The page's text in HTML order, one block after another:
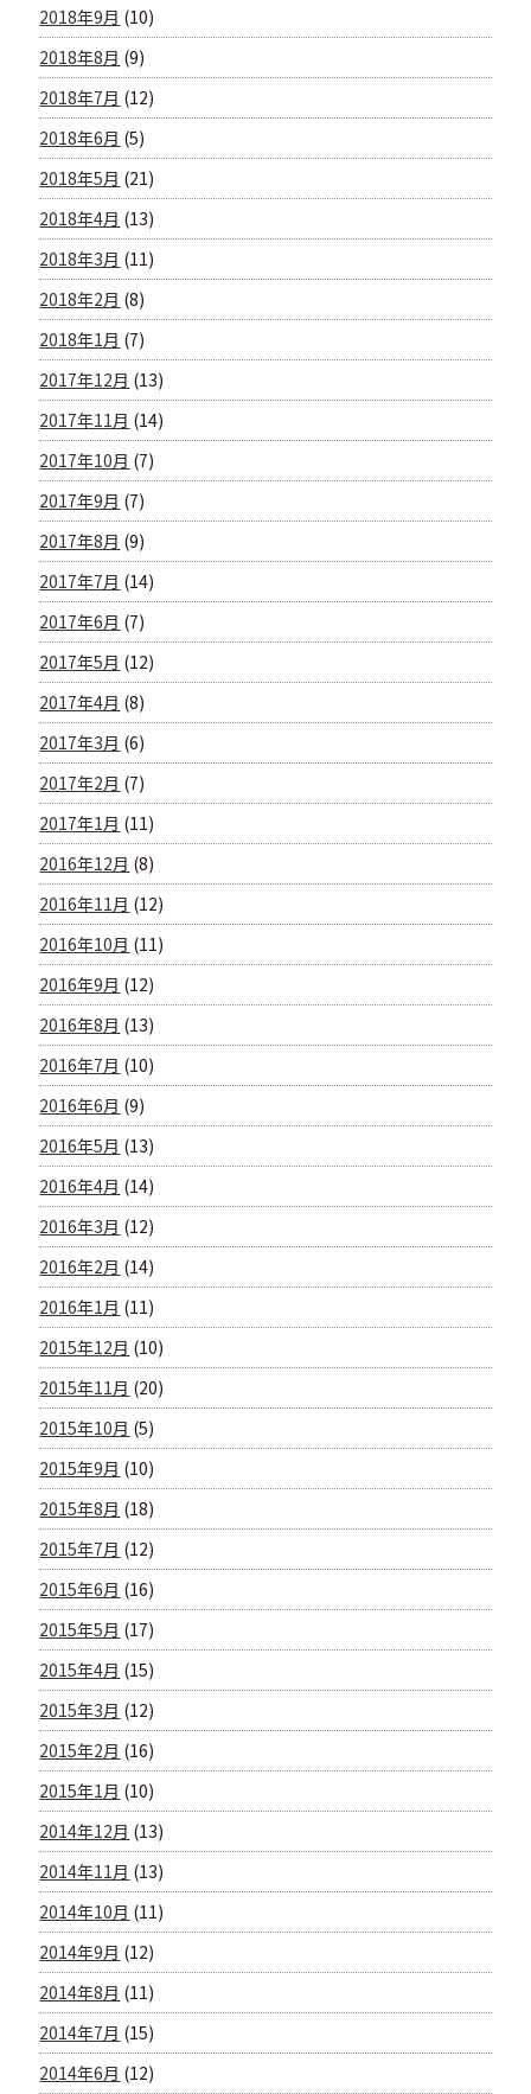
2018年9月 (10)
2018年8月 (9)
2018年7月 (12)
2018年6月 (5)
2018年5月 (21)
2018年4月 (13)
2018年3月 (11)
2018年2月 (8)
2018年1月 (7)
2017年12月 (13)
2017年11月 (14)
2017年10月 (7)
2017年9月 (7)
2017年8月 (9)
2017年7月 (14)
2017年6月 (7)
2017年5月 (12)
2017年4月 (8)
2017年3月 (6)
2017年2月 (7)
2017年1月 (11)
2016年12月 (8)
2016年11月 (12)
2016年10月 (11)
2016年9月 (12)
2016年8月 (13)
2016年7月 (10)
2016年6月 (9)
2016年5月 (13)
2016年4月 (14)
2016年3月 (12)
2016年2月 (14)
2016年1月 (11)
2015年12月 (10)
2015年11月 (20)
2015年10月 (5)
2015年9月 (10)
2015年8月 (18)
2015年7月 (12)
2015年6月 (16)
2015年5月 (17)
2015年4月 (15)
2015年3月 (12)
2015年2月 (16)
2015年1月 (10)
2014年12月 (13)
2014年11月 (13)
2014年10月 (11)
2014年9月 (12)
2014年8月 (11)
2014年7月 (15)
2014年6月 (12)